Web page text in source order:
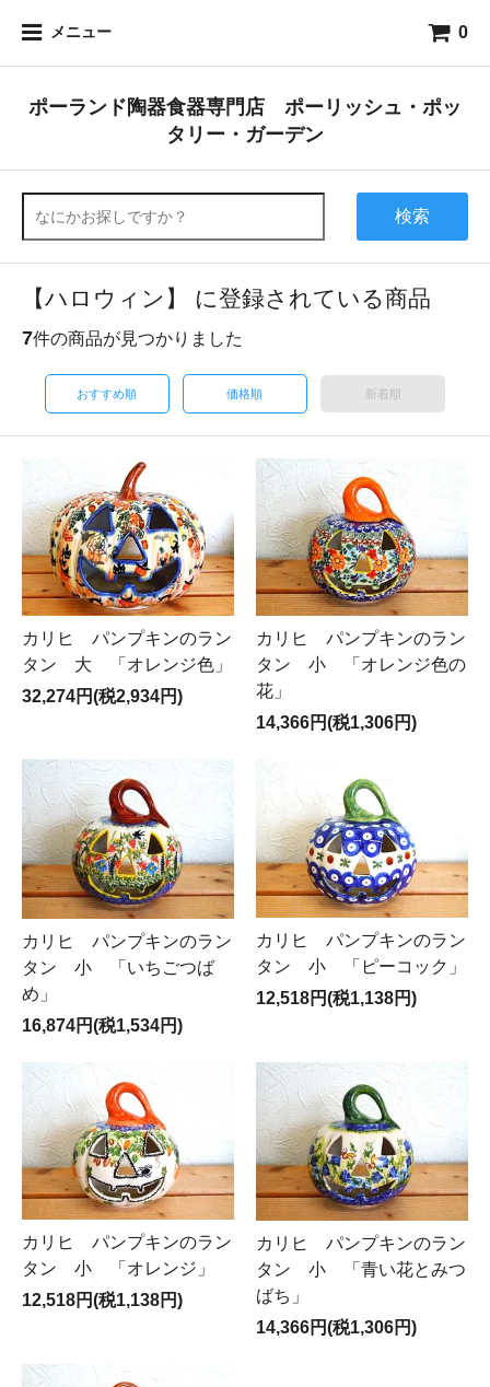
メニュー 0
ポーランド陶器食器専門店 ポーリッシュ・ポッ
タリー・ガーデン
検索
【ハロウィン】 に登録されている商品
7件の商品が見つかりました
おすすめ順 価格順 新着順
カリヒ パンプキンのラン
タン 大 「オレンジ色」
32,274円(税2,934円)
カリヒ パンプキンのラン
タン 小 「オレンジ色の
花」
14,366円(税1,306円)
カリヒ パンプキンのラン
タン 小 「いちごつば
め」
16,874円(税1,534円)
カリヒ パンプキンのラン
タン 小 「ピーコック」
12,518円(税1,138円)
カリヒ パンプキンのラン
タン 小 「オレンジ」
12,518円(税1,138円)
カリヒ パンプキンのラン
タン 小 「青い花とみつ
ばち」
14,366円(税1,306円)